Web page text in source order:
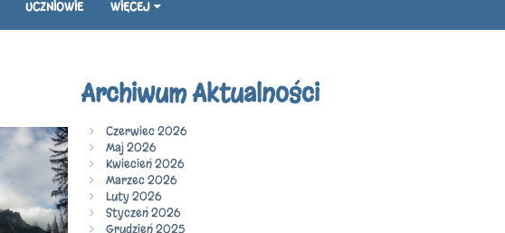
UCZNIOWIE WIĘCEJ
Archiwum Aktualności
Czerwiec 2026
Maj 2026
Kwiecień 2026
Marzec 2026
Luty 2026
Styczeń 2026
Grudzień 2025